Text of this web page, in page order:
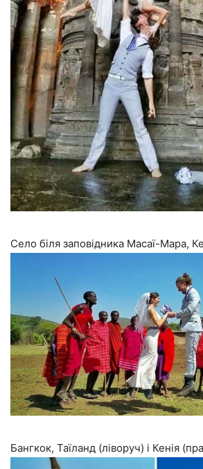
Село біля заповідника Масаї-Мара,
Бангкок, Таїланд (ліворуч) і Кенія